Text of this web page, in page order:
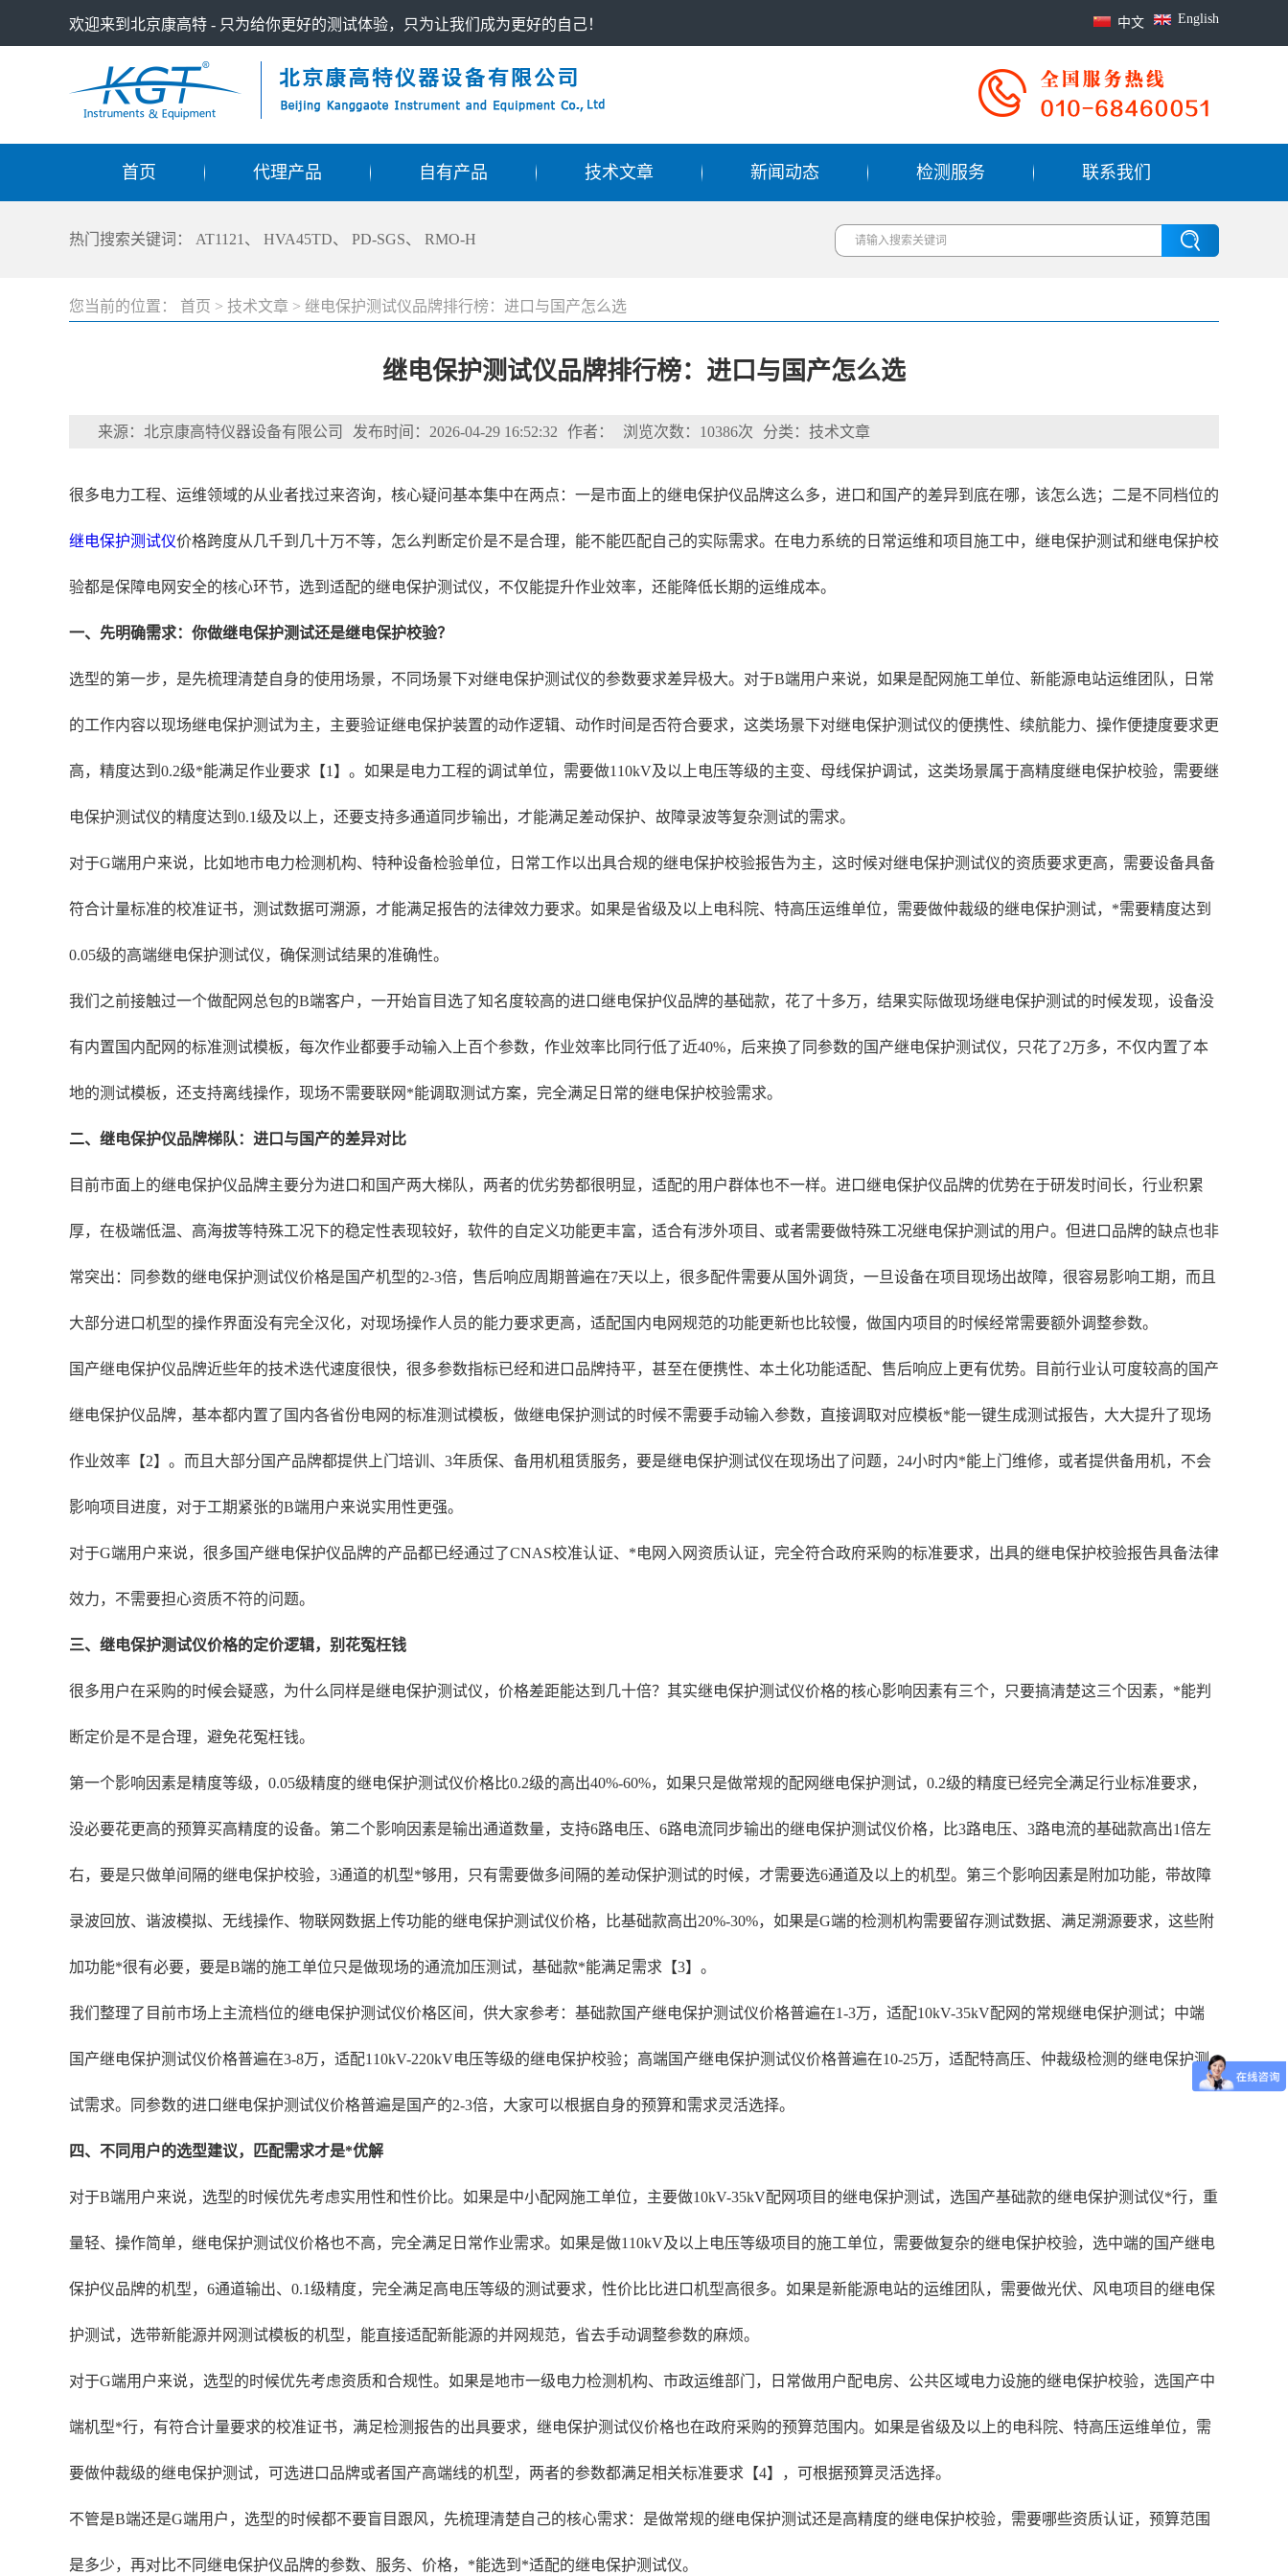
欢迎来到北京康高特 - 只为给你更好的测试体验，只为让我们成为更好的自己！ English
中文
首页 代理产品 自有产品 技术文章 新闻动态 检测服务 联系我们
热门搜索关键词： AT1121 、 HVA45TD、 PD-SGS、 RMO-H
您当前的位置： 首页 > 技术文章 > 继电保护测试仪品牌排行榜：进口与国产怎么选
继电保护测试仪品牌排行榜：进口与国产怎么选
来源：北京康高特仪器设备有限公司 发布时间：2026-04-29 16:52:32 作者： 浏览次数：10386次 分类：技术文章
很多电力工程、运维领域的从业者找过来咨询，核心疑问基本集中在两点：一是市面上的继电保护仪品牌这么多，进口和国产的差异到底在哪，该怎么选；二是不同档位的
继电保护测试仪价格跨度从几千到几十万不等，怎么判断定价是不是合理，能不能匹配自己的实际需求。在电力系统的日常运维和项目施工中，继电保护测试和继电保护校
验都是保障电网安全的核心环节，选到适配的继电保护测试仪，不仅能提升作业效率，还能降低长期的运维成本。
一、先明确需求：你做继电保护测试还是继电保护校验？
选型的第一步，是先梳理清楚自身的使用场景，不同场景下对继电保护测试仪的参数要求差异极大。对于B端用户来说，如果是配网施工单位、新能源电站运维团队，日常
的工作内容以现场继电保护测试为主，主要验证继电保护装置的动作逻辑、动作时间是否符合要求，这类场景下对继电保护测试仪的便携性、续航能力、操作便捷度要求更
高，精度达到0.2级*能满足作业要求【1】。如果是电力工程的调试单位，需要做110kV及以上电压等级的主变、母线保护调试，这类场景属于高精度继电保护校验，需要继
电保护测试仪的精度达到0.1级及以上，还要支持多通道同步输出，才能满足差动保护、故障录波等复杂测试的需求。
对于G端用户来说，比如地市电力检测机构、特种设备检验单位，日常工作以出具合规的继电保护校验报告为主，这时候对继电保护测试仪的资质要求更高，需要设备具备
符合计量标准的校准证书，测试数据可溯源，才能满足报告的法律效力要求。如果是省级及以上电科院、特高压运维单位，需要做仲裁级的继电保护测试，*需要精度达到
0.05级的高端继电保护测试仪，确保测试结果的准确性。
我们之前接触过一个做配网总包的B端客户，一开始盲目选了知名度较高的进口继电保护仪品牌的基础款，花了十多万，结果实际做现场继电保护测试的时候发现，设备没
有内置国内配网的标准测试模板，每次作业都要手动输入上百个参数，作业效率比同行低了近40%，后来换了同参数的国产继电保护测试仪，只花了2万多，不仅内置了本
地的测试模板，还支持离线操作，现场不需要联网*能调取测试方案，完全满足日常的继电保护校验需求。
二、继电保护仪品牌梯队：进口与国产的差异对比
目前市面上的继电保护仪品牌主要分为进口和国产两大梯队，两者的优劣势都很明显，适配的用户群体也不一样。进口继电保护仪品牌的优势在于研发时间长，行业积累
厚，在极端低温、高海拔等特殊工况下的稳定性表现较好，软件的自定义功能更丰富，适合有涉外项目、或者需要做特殊工况继电保护测试的用户。但进口品牌的缺点也非
常突出：同参数的继电保护测试仪价格是国产机型的2-3倍，售后响应周期普遍在7天以上，很多配件需要从国外调货，一旦设备在项目现场出故障，很容易影响工期，而且
大部分进口机型的操作界面没有完全汉化，对现场操作人员的能力要求更高，适配国内电网规范的功能更新也比较慢，做国内项目的时候经常需要额外调整参数。
国产继电保护仪品牌近些年的技术迭代速度很快，很多参数指标已经和进口品牌持平，甚至在便携性、本土化功能适配、售后响应上更有优势。目前行业认可度较高的国产
继电保护仪品牌，基本都内置了国内各省份电网的标准测试模板，做继电保护测试的时候不需要手动输入参数，直接调取对应模板*能一键生成测试报告，大大提升了现场
作业效率【2】。而且大部分国产品牌都提供上门培训、3年质保、备用机租赁服务，要是继电保护测试仪在现场出了问题，24小时内*能上门维修，或者提供备用机，不会
影响项目进度，对于工期紧张的B端用户来说实用性更强。
对于G端用户来说，很多国产继电保护仪品牌的产品都已经通过了CNAS校准认证、*电网入网资质认证，完全符合政府采购的标准要求，出具的继电保护校验报告具备法律
效力，不需要担心资质不符的问题。
三、继电保护测试仪价格的定价逻辑，别花冤枉钱
很多用户在采购的时候会疑惑，为什么同样是继电保护测试仪，价格差距能达到几十倍？其实继电保护测试仪价格的核心影响因素有三个，只要搞清楚这三个因素，*能判
断定价是不是合理，避免花冤枉钱。
第一个影响因素是精度等级，0.05级精度的继电保护测试仪价格比0.2级的高出40%-60%，如果只是做常规的配网继电保护测试，0.2级的精度已经完全满足行业标准要求，
没必要花更高的预算买高精度的设备。第二个影响因素是输出通道数量，支持6路电压、6路电流同步输出的继电保护测试仪价格，比3路电压、3路电流的基础款高出1倍左
右，要是只做单间隔的继电保护校验，3通道的机型*够用，只有需要做多间隔的差动保护测试的时候，才需要选6通道及以上的机型。第三个影响因素是附加功能，带故障
录波回放、谐波模拟、无线操作、物联网数据上传功能的继电保护测试仪价格，比基础款高出20%-30%，如果是G端的检测机构需要留存测试数据、满足溯源要求，这些附
加功能*很有必要，要是B端的施工单位只是做现场的通流加压测试，基础款*能满足需求【3】。
我们整理了目前市场上主流档位的继电保护测试仪价格区间，供大家参考：基础款国产继电保护测试仪价格普遍在1-3万，适配10kV-35kV配网的常规继电保护测试；中端
国产继电保护测试仪价格普遍在3-8万，适配110kV-220kV电压等级的继电保护校验；高端国产继电保护测试仪价格普遍在10-25万，适配特高压、仲裁级检测的继电保护测
试需求。同参数的进口继电保护测试仪价格普遍是国产的2-3倍，大家可以根据自身的预算和需求灵活选择。
四、不同用户的选型建议，匹配需求才是*优解
对于B端用户来说，选型的时候优先考虑实用性和性价比。如果是中小配网施工单位，主要做10kV-35kV配网项目的继电保护测试，选国产基础款的继电保护测试仪*行，重
量轻、操作简单，继电保护测试仪价格也不高，完全满足日常作业需求。如果是做110kV及以上电压等级项目的施工单位，需要做复杂的继电保护校验，选中端的国产继电
保护仪品牌的机型，6通道输出、0.1级精度，完全满足高电压等级的测试要求，性价比比进口机型高很多。如果是新能源电站的运维团队，需要做光伏、风电项目的继电保
护测试，选带新能源并网测试模板的机型，能直接适配新能源的并网规范，省去手动调整参数的麻烦。
对于G端用户来说，选型的时候优先考虑资质和合规性。如果是地市一级电力检测机构、市政运维部门，日常做用户配电房、公共区域电力设施的继电保护校验，选国产中
端机型*行，有符合计量要求的校准证书，满足检测报告的出具要求，继电保护测试仪价格也在政府采购的预算范围内。如果是省级及以上的电科院、特高压运维单位，需
要做仲裁级的继电保护测试，可选进口品牌或者国产高端线的机型，两者的参数都满足相关标准要求【4】，可根据预算灵活选择。
不管是B端还是G端用户，选型的时候都不要盲目跟风，先梳理清楚自己的核心需求：是做常规的继电保护测试还是高精度的继电保护校验，需要哪些资质认证，预算范围
是多少，再对比不同继电保护仪品牌的参数、服务、价格，*能选到*适配的继电保护测试仪。